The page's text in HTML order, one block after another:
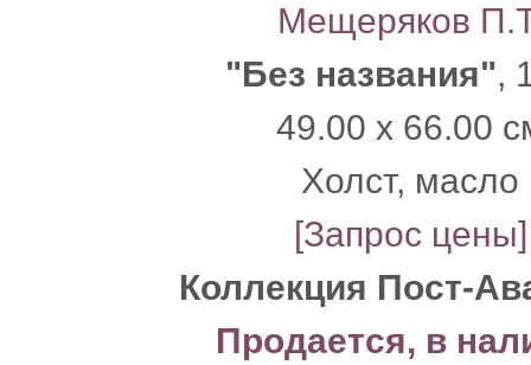
Мещеряков
"Без названия",
49.00 x 66.00
Xолст, масло
[Запрос цены]
Коллекция Пост-
Продается, в